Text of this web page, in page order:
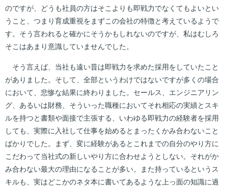
のですが、どうも社員の方はそこよりも即戦力でなくてもよいとい
うこと、つまり育成重視をまずこの会社の特徴と考えているようで
す。そう言われると確かにそうかもしれないのですが、私はむしろ
そこはあまり意識していませんでした。
そう言えば、当社も遠い昔は即戦力を求めた採用をしていたこと
がありました。そして、全部というわけではないですが多くの場合
において、悲惨な結果に終わりました。セールス、エンジニアリン
グ、あるいは財務、そういった職種においてそれ相応の実績とスキ
ルを持つと書類や面接で主張する、いわゆる即戦力の経験者を採用
しても、実際に入社して仕事を始めるとまったくかみ合わないこと
ばかりでした。まず、変に経験があるとこれまでの自分のやり方に
こだわって当社式の新しいやり方に合わせようとしない。それがか
み合わない最大の理由になることが多い。また持っているというス
キルも、実はどこかのネタ本に書いてあるような上っ面の知識に過